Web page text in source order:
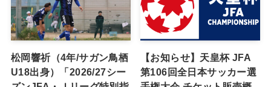
松岡響祈（4年/サガン鳥栖
U18出身）「2026/27シー
【お知らせ】天皇杯 JFA
第106回全日本サッカー選